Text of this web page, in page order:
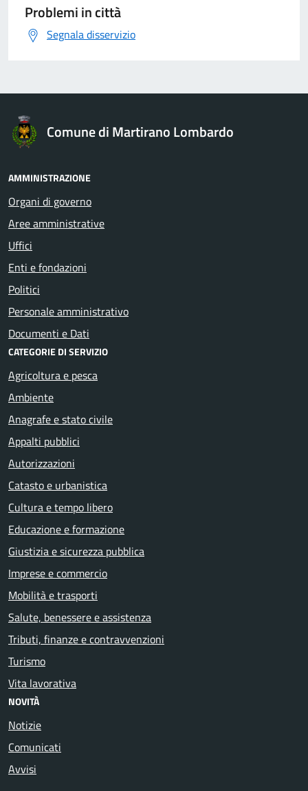
Problemi in città
Segnala disservizio
Comune di Martirano Lombardo
AMMINISTRAZIONE
Organi di governo
Aree amministrative
Uffici
Enti e fondazioni
Politici
Personale amministrativo
Documenti e Dati
CATEGORIE DI SERVIZIO
Agricoltura e pesca
Ambiente
Anagrafe e stato civile
Appalti pubblici
Autorizzazioni
Catasto e urbanistica
Cultura e tempo libero
Educazione e formazione
Giustizia e sicurezza pubblica
Imprese e commercio
Mobilità e trasporti
Salute, benessere e assistenza
Tributi, finanze e contravvenzioni
Turismo
Vita lavorativa
NOVITÀ
Notizie
Comunicati
Avvisi